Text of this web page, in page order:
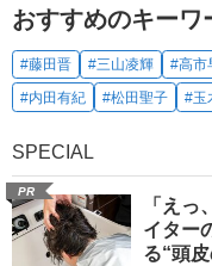
おすすめのキーワ
#藤田晋 #三山凌輝 #高市
#内田有紀
#松田聖子 #玉
SPECIAL
PR
「え
イター
る“頭